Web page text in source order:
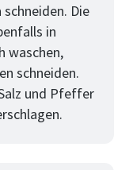
Die
in
waschen,
schneiden.
und Pfeffer